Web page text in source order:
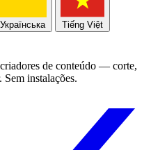
Українська Tiếng Việt
de conteúdo — corte,
instalações.